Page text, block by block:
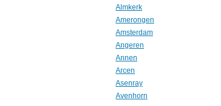
Almkerk
Amerongen
Amsterdam
Angeren
Annen
Arcen
Asenray
Avenhorn